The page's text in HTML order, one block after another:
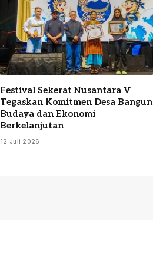
Festival Sekerat Nusantara V
Tegaskan Komitmen Desa Bangun
Budaya dan Ekonomi
Berkelanjutan
12 Juli 2026